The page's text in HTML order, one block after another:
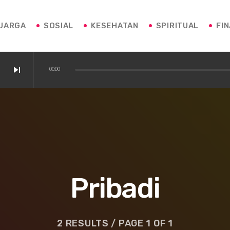
SOSIAL KESEHATAN SPIRITUAL
skip_next 00:00
Pribadi
2 RESULTS / PAGE 1 OF 1